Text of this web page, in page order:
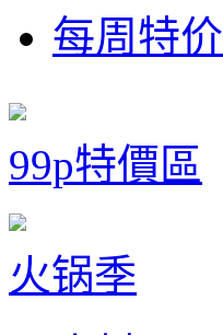
每周特价
99p特價區
火锅季